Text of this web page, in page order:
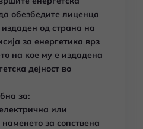
обезбедите лиценца
од страна на
за енергетика врз
на кое му е издадена
дејност во
за:
или
за сопствена